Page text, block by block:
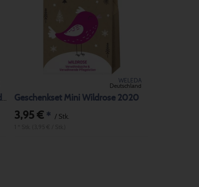
WELEDA
Deutschland
Geschenkset Mini Wildrose 2020
3,95 € * / Stk.